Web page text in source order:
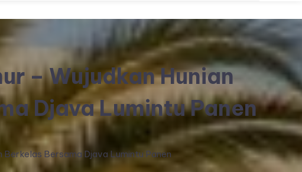
– Wujudkan Hunian
Djava Lumintu Panen
Berkelas Bersama Djava Lumintu Panen